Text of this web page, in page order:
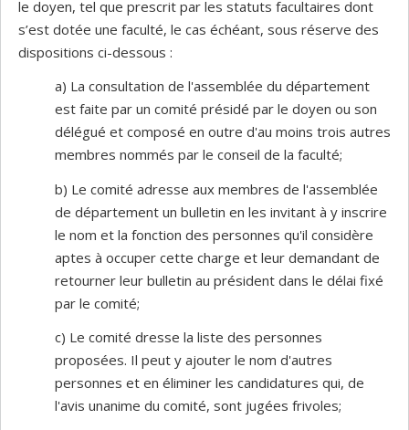
le doyen, tel que prescrit par les statuts facultaires dont
s’est dotée une faculté, le cas échéant, sous réserve des
dispositions ci-dessous :
a) La consultation de l'assemblée du département
est faite par un comité présidé par le doyen ou son
délégué et composé en outre d'au moins trois autres
membres nommés par le conseil de la faculté;
b) Le comité adresse aux membres de l'assemblée
de département un bulletin en les invitant à y inscrire
le nom et la fonction des personnes qu'il considère
aptes à occuper cette charge et leur demandant de
retourner leur bulletin au président dans le délai fixé
par le comité;
c) Le comité dresse la liste des personnes
proposées. Il peut y ajouter le nom d'autres
personnes et en éliminer les candidatures qui, de
l'avis unanime du comité, sont jugées frivoles;